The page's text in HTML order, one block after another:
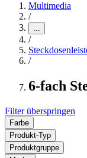
Multimedia
/
...
/
/
6-fach
Filter überspringen
Farbe
Produkt-Typ
Produktgruppe